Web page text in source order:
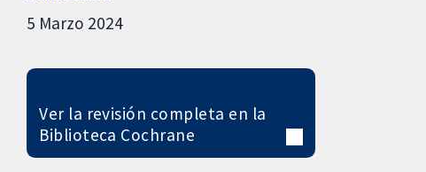
5 Marzo 2024
Ver la revisión completa en la
Biblioteca Cochrane